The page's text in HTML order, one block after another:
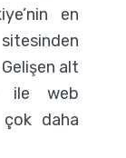
en
alt
ile web
çok daha